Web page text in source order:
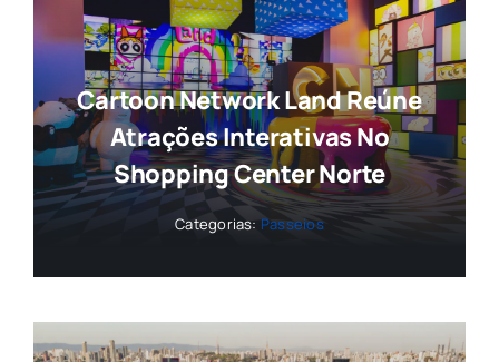
Cartoon Network Land Reúne
Atrações Interativas No
Shopping Center Norte
Categorias: Passeios